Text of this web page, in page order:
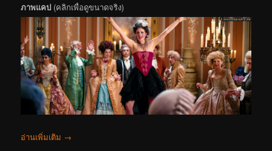
ภาพแคป (คลิกเพื่อดูขนาดจริง)
อ่านเพิ่มเติม →